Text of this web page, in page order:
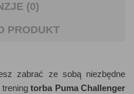
(0)
PRODUKT
zabrać ze sobą niezbędne
treningtorba Puma Challenger